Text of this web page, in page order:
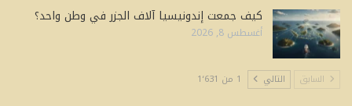
كيف جمعت إندونيسيا آلاف الجزر في وطن واحد؟
أغسطس 8, 2026
السابق التالي 1 من 1٬631